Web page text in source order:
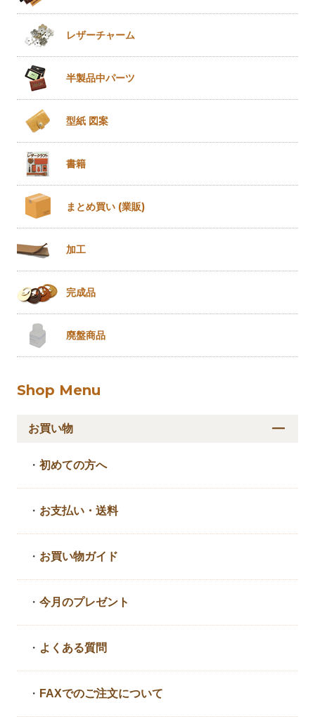
レザーチャーム
半製品中パーツ
型紙 図案
書籍
まとめ買い (業販)
加工
完成品
廃盤商品
Shop Menu
お買い物
・初めての方へ
・ お支払い・送料
・ お買い物ガイド
・今月のプレゼント
・ よくある質問
・ FAXでのご注文について